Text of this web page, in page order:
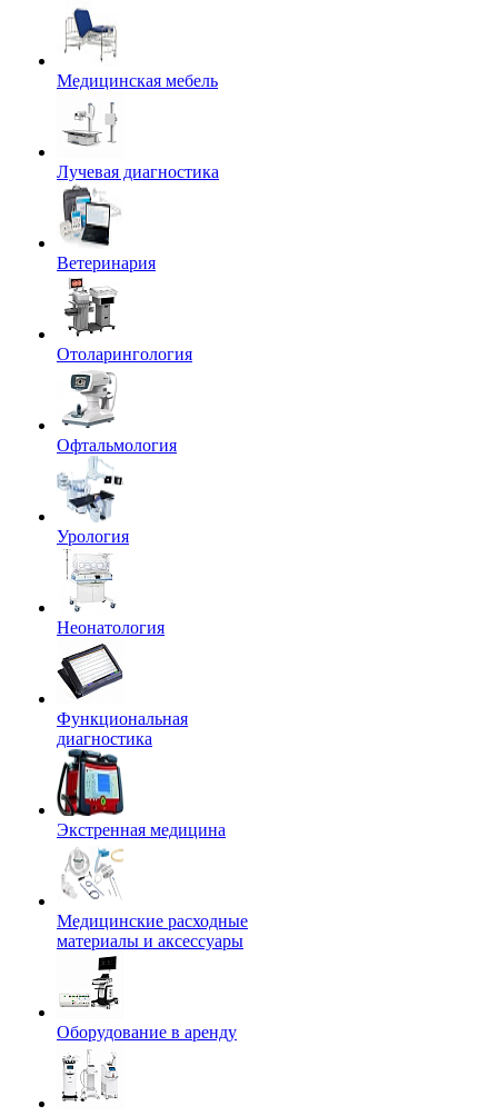
Медицинская мебель
Лучевая диагностика
Ветеринария
Отоларингология
Офтальмология
Урология
Неонатология
Функциональная
диагностика
Экстренная медицина
Медицинские расходные
материалы и аксессуары
Оборудование в аренду